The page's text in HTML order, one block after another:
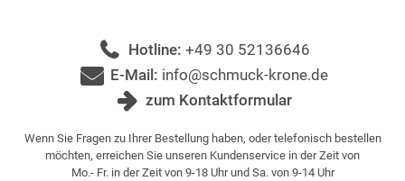
Hotline: +49 30 52136646
E-Mail: info@schmuck-krone.de
zum Kontaktformular
Wenn Sie Fragen zu Ihrer Bestellung haben, oder telefonisch bestellen
möchten, erreichen Sie unseren Kundenservice in der Zeit von
Mo.- Fr. in der Zeit von 9-18 Uhr und Sa. von 9-14 Uhr